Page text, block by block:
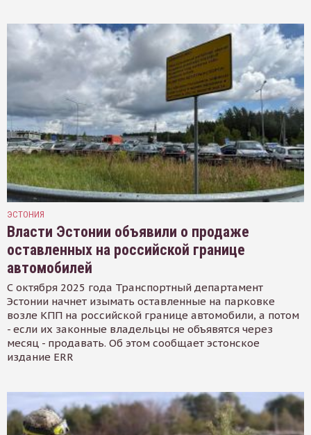
ЭСТОНИЯ
Власти Эстонии объявили о продаже
оставленных на российской границе
автомобилей
С октября 2025 года Транспортный департамент
Эстонии начнет изымать оставленные на парковке
возле КПП на российской границе автомобили, а потом
- если их законные владельцы не объявятся через
месяц - продавать. Об этом сообщает эстонское
издание ERR